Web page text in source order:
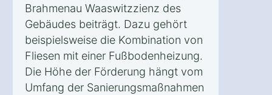
Brahmenau Waaswitzzienz des
Gebäudes beiträgt. Dazu gehört
beispielsweise die Kombination von
Fliesen mit einer Fußbodenheizung.
Die Höhe der Förderung hängt vom
Umfang der Sanierungsmaßnahmen